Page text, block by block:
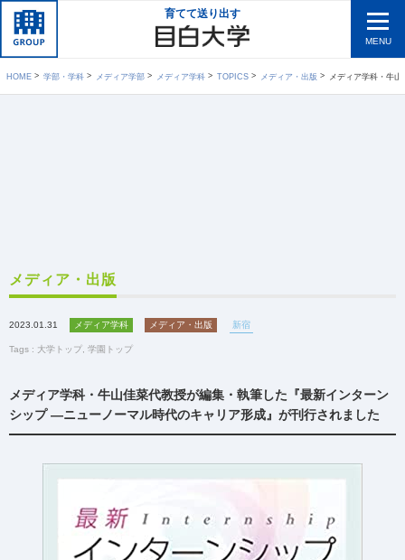
育てて送り出す
MENU
HOME 学部・学科 メディア学部 メディア学科 TOPICS メディア・出版 メディア学科・牛山佳菜代教授が編
メディア・出版
2023.01.31 メディア学科 メディア・出版 新宿
Tags : 大学トップ 学園トップ
メディア学科・牛山佳菜代教授が編集・執筆した『最新インターン
シップ ―ニューノーマル時代のキャリア形成』が刊行されました